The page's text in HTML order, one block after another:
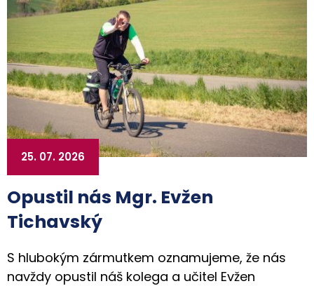
Opustil nás Mgr. Evžen
Tichavský
25. 07. 2026
S hlubokým zármutkem oznamujeme, že nás
navždy opustil náš kolega a učitel Evžen